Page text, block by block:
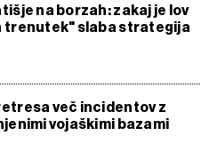
na borzah: zakaj je lov
trenutek" slaba strategija
več incidentov z
vojaškimi bazami